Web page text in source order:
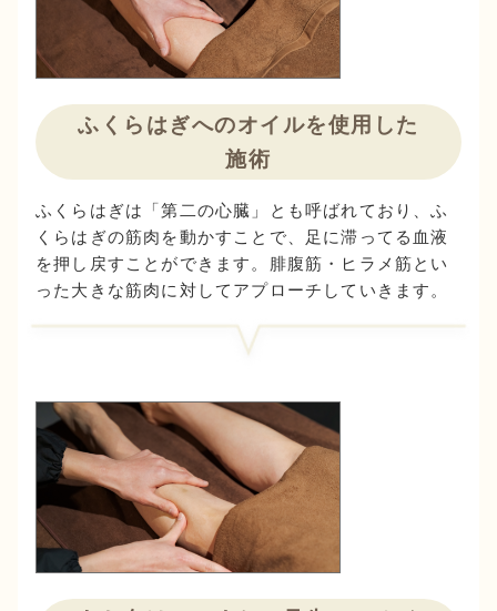
ふくらはぎへのオイルを使用した
施術
ふくらはぎは「第二の心臓」とも呼ばれており、ふ
くらはぎの筋肉を動かすことで、足に滞ってる血液
を押し戻すことができます。腓腹筋・ヒラメ筋とい
った大きな筋肉に対してアプローチしていきます。